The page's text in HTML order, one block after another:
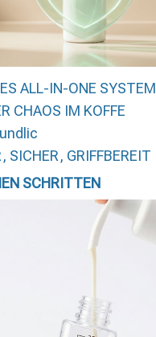
ALL-IN-ONE SYSTEM
CHAOS IM KOFFE
SICHER, GRIFFBEREIT
SCHRITTEN